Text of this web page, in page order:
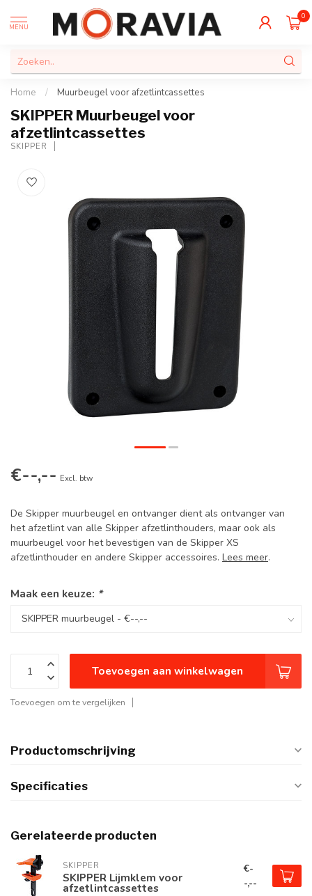
MENU
0
Home / Muurbeugel voor afzetlintcassettes
SKIPPER Muurbeugel voor
afzetlintcassettes
SKIPPER
€--,-- Excl. btw
De Skipper muurbeugel en ontvanger dient als ontvanger van
het afzetlint van alle Skipper afzetlinthouders, maar ook als
muurbeugel voor het bevestigen van de Skipper XS
afzetlinthouder en andere Skipper accessoires. Lees meer.
Maak een keuze: *
Toevoegen aan winkelwagen
Toevoegen om te vergelijken
Productomschrijving
Specificaties
Gerelateerde producten
SKIPPER
SKIPPER Lijmklem voor
afzetlintcassettes
€-
-,--